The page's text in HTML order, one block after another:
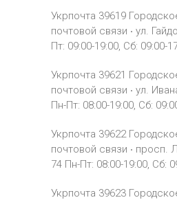
Укрпочта 39619
почтовой связи ‧ ул.
Пт: 09:00-19:00, Сб: 09:00-
Укрпочта 39621
почтовой связи ‧ ул.
Пн-Пт: 08:00-19:00, Сб:
Укрпочта 39622
почтовой связи ‧ просп.
74 Пн-Пт: 08:00-19:00, Сб:
Укрпочта 39623